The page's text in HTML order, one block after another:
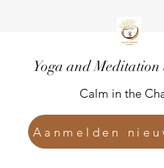
Yoga and
Calm in the
Aanmelden